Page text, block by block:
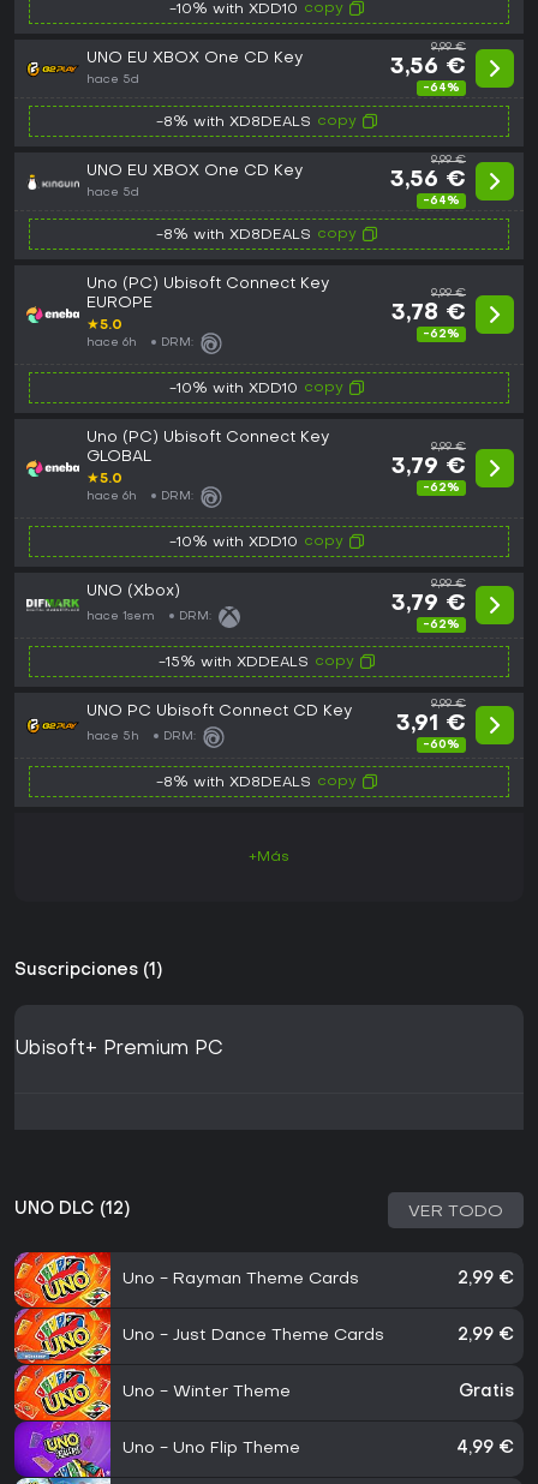
-10% with XDD10 copy
UNO EU XBOX One CD Key
hace 5d
9,99 €
3,56 €
-64%
-8% with XD8DEALS copy
UNO EU XBOX One CD Key
hace 5d
9,99 €
3,56 €
-64%
-8% with XD8DEALS copy
Uno (PC) Ubisoft Connect Key
EUROPE
★5.0
hace 6h DRM:
9,99 €
3,78 €
-62%
-10% with XDD10 copy
Uno (PC) Ubisoft Connect Key
GLOBAL
★5.0
hace 6h DRM:
9,99 €
3,79 €
-62%
-10% with XDD10 copy
UNO (Xbox)
hace 1sem DRM:
9,99 €
3,79 €
-62%
-15% with XDDEALS copy
UNO PC Ubisoft Connect CD Key
hace 5h DRM:
9,99 €
3,91 €
-60%
-8% with XD8DEALS copy
+Más
Suscripciones (1)
Ubisoft+ Premium PC
UNO DLC (12) VER TODO
Uno - Rayman Theme Cards 2,99 €
Uno - Just Dance Theme Cards 2,99 €
Uno - Winter Theme Gratis
Uno - Uno Flip Theme 4,99 €